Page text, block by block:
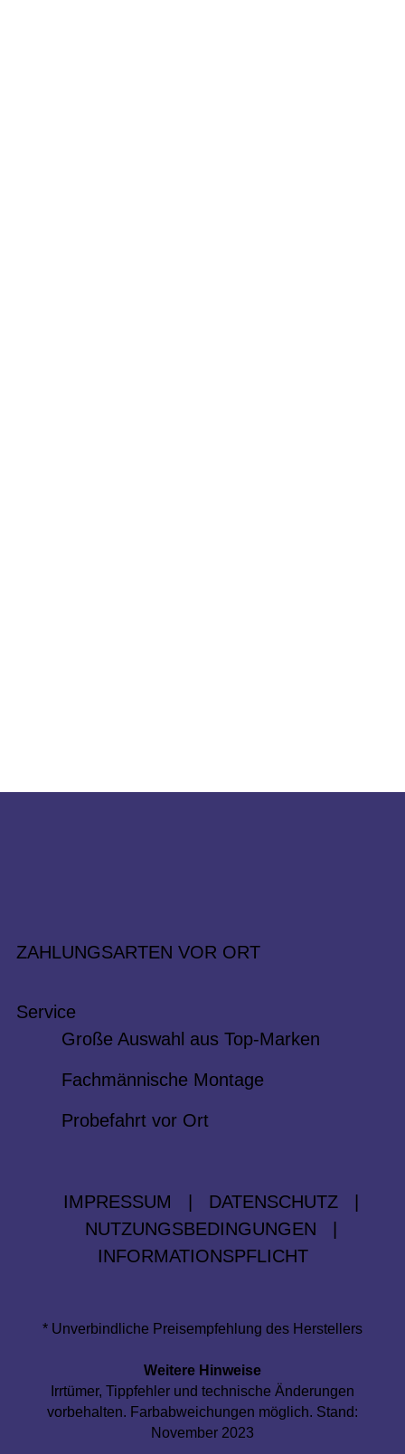
ZAHLUNGSARTEN VOR ORT
Service
Große Auswahl aus Top-Marken
Fachmännische Montage
Probefahrt vor Ort
IMPRESSUM DATENSCHUTZ
NUTZUNGSBEDINGUNGEN
INFORMATIONSPFLICHT
* Unverbindliche Preisempfehlung des Herstellers
Weitere Hinweise
Irrtümer, Tippfehler und technische Änderungen
vorbehalten. Farbabweichungen möglich. Stand:
November 2023